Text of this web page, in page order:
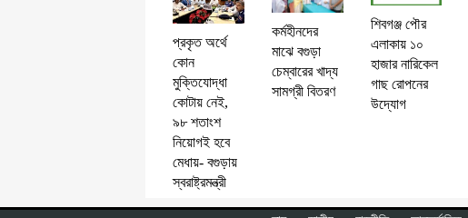
প্রকৃত অর্থে
কোন
মুক্তিযোদ্ধা
কোটায় নেই,
৯৮ শতাংশ
নিয়োগই হবে
মেধায়- বগুড়ায়
স্বরাষ্ট্রমন্ত্রী
কর্মহীনদের
মাঝে বগুড়া
চেম্বারের খাদ্য
সামগ্রী বিতরণ
শিবগঞ্জ পৌর
এলাকায় ১০
হাজার নারিকেল
গাছ রোপনের
উদ্যোগ